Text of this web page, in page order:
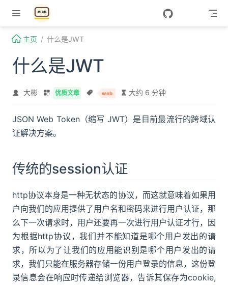
Skip to content
主页 什么是JWT
什么是JWT
大彬 优质文章 web 大约 6 分钟
JSON Web Token（缩写 JWT）是目前最流行的跨域认
证解决方案。
传统的session认证
http协议本身是一种无状态的协议，而这就意味着如果用
户向我们的应用提供了用户名和密码来进行用户认证，那
么下一次请求时，用户还要再一次进行用户认证才行，因
为根据http协议，我们并不能知道是哪个用户发出的请
求，所以为了让我们的应用能识别是哪个用户发出的请
求，我们只能在服务器存储一份用户登录的信息，这份登
录信息会在响应时传递给浏览器，告诉其保存为cookie,